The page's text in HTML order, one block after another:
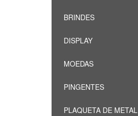
BRINDES
DISPLAY
MOEDAS
PINGENTES
PLAQUETA DE METAL